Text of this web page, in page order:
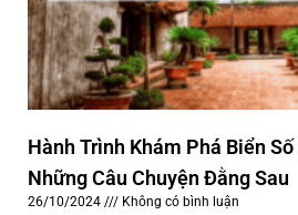
Hành Trình Khám Phá Biển
Những Câu Chuyện Đằng Sau
26/10/2024 Không có bình luận